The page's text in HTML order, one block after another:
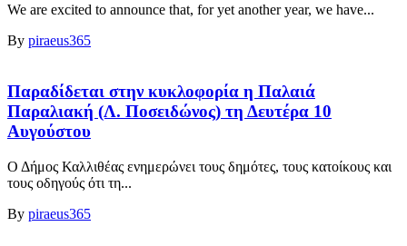
We are excited to announce that, for yet another year, we have...
By piraeus365
Παραδίδεται στην κυκλοφορία η Παλαιά
Παραλιακή (Λ. Ποσειδώνος) τη Δευτέρα 10
Αυγούστου
Ο Δήμος Καλλιθέας ενημερώνει τους δημότες, τους κατοίκους και
τους οδηγούς ότι τη...
By piraeus365